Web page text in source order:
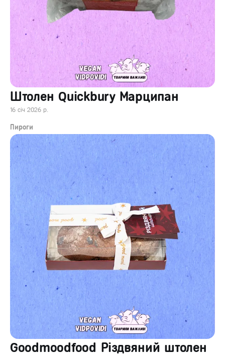
Штолен Quickbury Марципан
16 січ 2026 р.
Пироги
Goodmoodfood Різдвяний штолен